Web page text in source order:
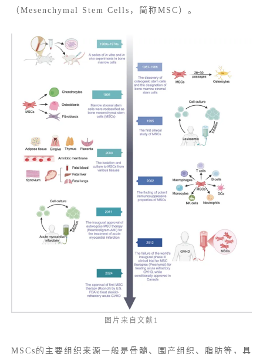
（Mesenchymal Stem Cells，简称MSC）。
图片来自文献1
MSCs的主要组织来源一般是骨髓、围产组织、脂肪等，具